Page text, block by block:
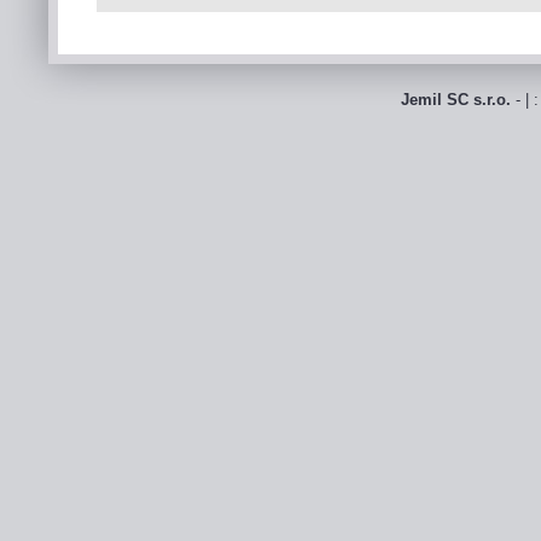
Jemil SC s.r.o. - |